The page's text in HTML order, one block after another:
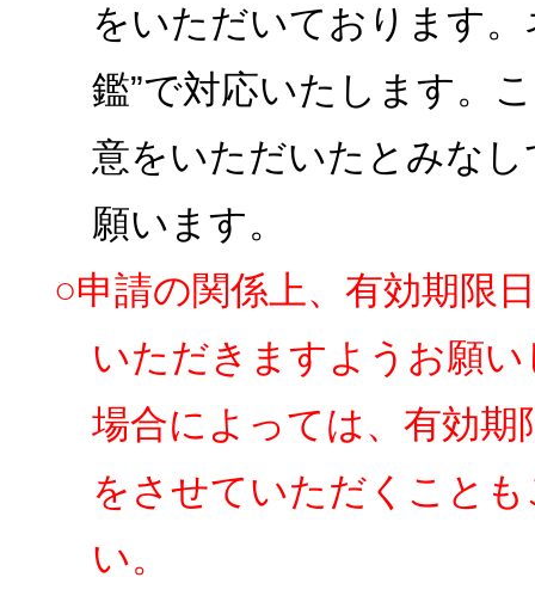
をいただいております
鑑”で対応いたします。
意をいただいたとみな
願います。
○申請の関係上、有効期限
いただきますようお願
場合によっては、有効
をさせていただくこと
い。